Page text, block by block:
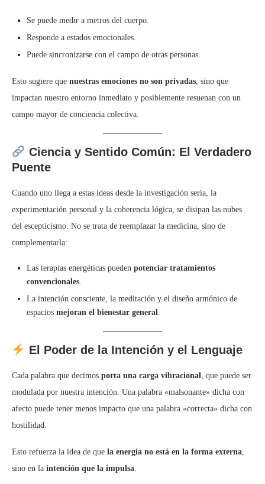
Se puede medir a metros del cuerpo.
Responde a estados emocionales.
Puede sincronizarse con el campo de otras personas.
Esto sugiere que nuestras emociones no son privadas , sino que
impactan nuestro entorno inmediato y posiblemente resuenan con un
campo mayor de conciencia colectiva.
Ciencia y Sentido Común: El Verdadero
Puente
Cuando uno llega a estas ideas desde la investigación seria, la
experimentación personal y la coherencia lógica, se disipan las nubes
del escepticismo. No se trata de reemplazar la medicina, sino de
complementarla:
Las terapias energéticas pueden potenciar tratamientos
convencionales
La intención consciente, la meditación y el diseño armónico de
espacios mejoran el bienestar general
El Poder de la Intención y el Lenguaje
Cada palabra que decimos porta una carga vibracional , que puede ser
modulada por nuestra intención. Una palabra «malsonante» dicha con
afecto puede tener menos impacto que una palabra «correcta» dicha con
hostilidad.
Esto refuerza la idea de que la energía no está en la forma externa
sino en la intención que la impulsa